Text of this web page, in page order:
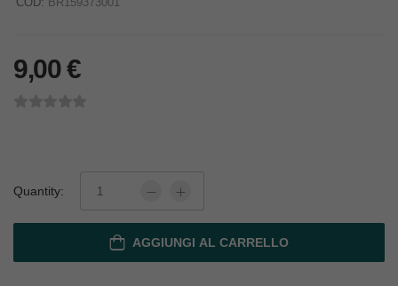
9,00€
Quantity:
AGGIUNGI AL CARRELLO